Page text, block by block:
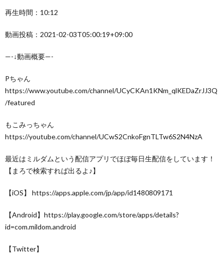
再生時間：10:12
動画投稿：2021-02-03T05:00:19+09:00
—-↓動画概要—-
Pちゃん
https://www.youtube.com/channel/UCyCKAn1KNm_qlKEDaZrJJ3Q
/featured
もこみっちゃん
https://youtube.com/channel/UCwS2CnkoFgnTLTw6S2N4NzA
最近はミルダムという配信アプリでほぼ毎日生配信をしています！
【まろで検索すれば出るよ♪】
【iOS】 https://apps.apple.com/jp/app/id1480809171
【Android】https://play.google.com/store/apps/details?
id=com.mildom.android
【Twitter】